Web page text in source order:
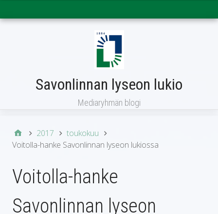
Savonlinnan lyseon lukio
Mediaryhmän blogi
2017
toukokuu
Voitolla-hanke Savonlinnan lyseon lukiossa
Voitolla-hanke
Savonlinnan lyseon